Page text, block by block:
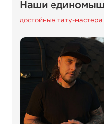
Наши
достойные тату-мастера